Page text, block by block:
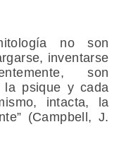
no son
inventarse
son
la psique y cada
intacta, la
(Campbell, J.